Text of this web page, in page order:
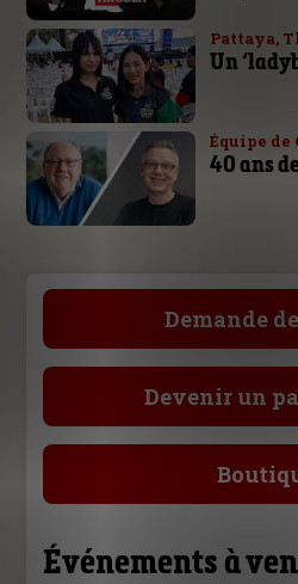
Pattaya,
Un
Équipe de
40 ans
Demande
Devenir un
Événements à